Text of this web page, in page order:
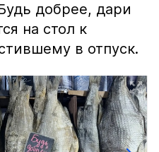
добрее, дари
на стол к
в отпуск.